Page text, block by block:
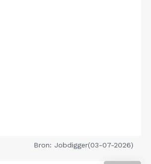
Bron: Jobdigger(03-07-2026)